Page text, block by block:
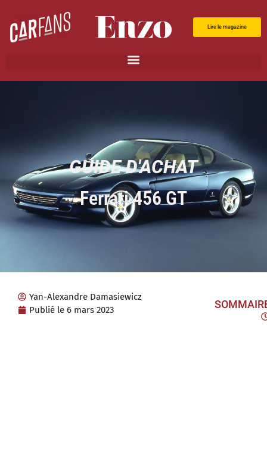
Lire le magazine
GUIDE D'ACHAT
Ferrari 456 GT
Yan-Alexandre Damasiewicz
Publié le 6 mars 2023